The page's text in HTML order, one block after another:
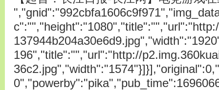
196","title":"","url":"http://